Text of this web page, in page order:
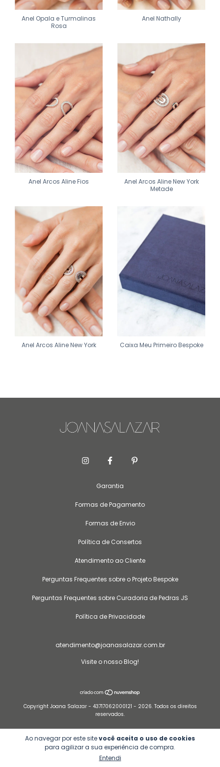
Ao navegar por este sitevocê aceita o uso de cookies
para agilizar a sua experiência de compra.
Entendi
Anel Opala e Turmalinas
Rosa
Anel Nathally
Anel Arcos Aline Fios
Anel Arcos Aline New York
Metade
Anel Arcos Aline New York Caixa Meu Primeiro Bespoke
Garantia
Formas de Pagamento
Formas de Envio
Política de Consertos
Atendimento ao Cliente
Perguntas Frequentes sobre o Projeto Bespoke
Perguntas Frequentes sobre Curadoria de Pedras JS
Política de Privacidade
atendimento@joanasalazar.com.br
Visite o nosso Blog!
Copyright Joana Salazar - 43717062000121 - 2026. Todos os direitos
reservados.